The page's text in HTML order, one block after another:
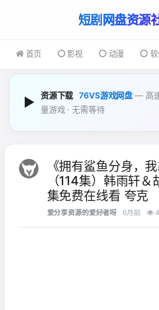
短剧
首页 影视 动漫
▶ 资源下载 76VS游戏网盘 — 高
量游戏 · 无需等待
《拥有鲨鱼分身，
（114集）韩雨轩
集免费在线看 夸克
爱分享资源的爱好者呀 6月前